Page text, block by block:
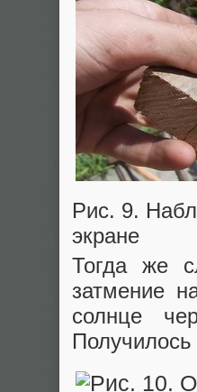
Рис. 9.
экране
Тогда же
затмение
солнце